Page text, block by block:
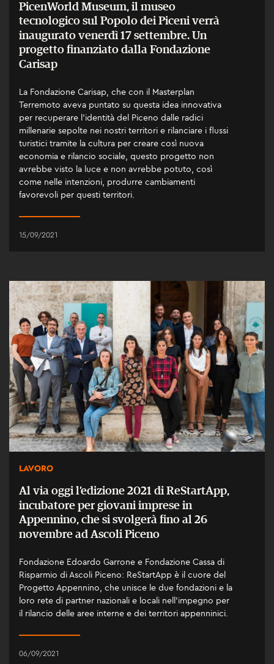
PicenWorld Museum, il museo
tecnologico sul Popolo dei Piceni verrà
inaugurato venerdì 17 settembre. Un
progetto finanziato dalla Fondazione
Carisap
La Fondazione Carisap, che con il Masterplan
Terremoto aveva puntato su questa idea innovativa
per recuperare l'identità del Piceno dalle radici
millenarie sepolte nei nostri territori e rilanciare i flussi
turistici tramite la cultura per creare così nuova
economia e rilancio sociale, questo progetto non
avrebbe visto la luce e non avrebbe potuto, così
come nelle intenzioni, produrre cambiamenti
favorevoli per questi territori.
15/09/2021
LAVORO
Al via oggi l’edizione 2021 di ReStartApp,
incubatore per giovani imprese in
Appennino, che si svolgerà fino al 26
novembre ad Ascoli Piceno
Fondazione Edoardo Garrone e Fondazione Cassa di
Risparmio di Ascoli Piceno: ReStartApp è il cuore del
Progetto Appennino, che unisce le due fondazioni e la
loro rete di partner nazionali e locali nell’impegno per
il rilancio delle aree interne e dei territori appenninici.
06/09/2021